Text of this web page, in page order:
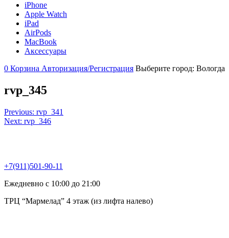
iPhone
Apple Watch
iPad
AirPods
MacBook
Аксессуары
0 Корзина Авторизация/Регистрация Выберите город: Вологда
rvp_345
Навигация
по
Previous: rvp_341
Next: rvp_346
+7(911)501-90-11
Ежедневно с 10:00 до 21:00
ТРЦ “Мармелад” 4 этаж (из лифта налево)